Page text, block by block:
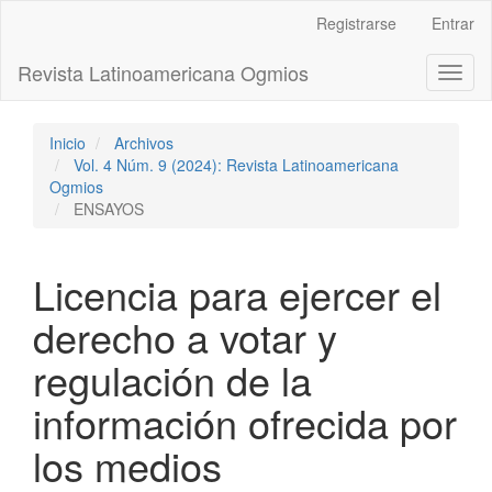
principal
Barra
Registrarse Entrar
Revista Latinoamericana Ogmios
Inicio
Archivos
Vol. 4 Núm. 9 (2024): Revista Latinoamericana
Ogmios
ENSAYOS
Licencia para ejercer el
derecho a votar y
regulación de la
información ofrecida por
los medios